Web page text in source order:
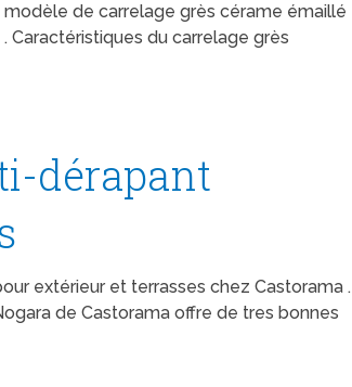
de carrelage grès cérame émaillé
Caractéristiques du carrelage grès
dérapant
extérieur et terrasses chez Castorama .
de Castorama offre de tres bonnes